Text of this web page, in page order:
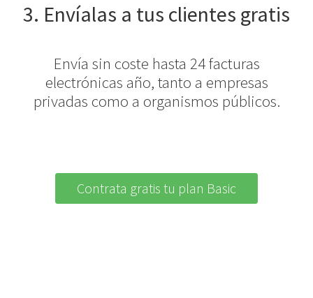
3. Envíalas a tus clientes gratis
Envía sin coste hasta 24 facturas
electrónicas año, tanto a empresas
privadas como a organismos públicos.
Contrata gratis tu plan Basic